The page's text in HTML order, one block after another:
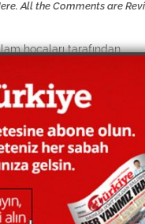
All the Comments are
hocaları tarafından
suallerinizi:
mail adresine
Yorum Gönder (0)